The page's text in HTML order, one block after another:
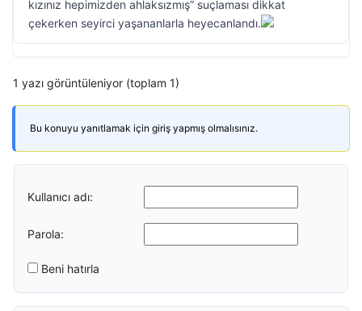
kızınız hepimizden ahlaksızmış” suçlaması dikkat
çekerken seyirci yaşananlarla heyecanlandı.
1 yazı görüntüleniyor (toplam 1)
Bu konuyu yanıtlamak için giriş yapmış olmalısınız.
Kullanıcı adı:
Parola:
Beni hatırla